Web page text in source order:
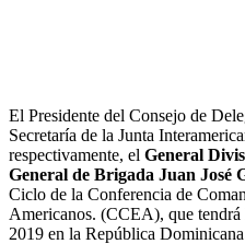
El Presidente del Consejo de
Secretaría de la Junta
respectivamente, el General
General de Brigada Juan José
Ciclo de la Conferencia de
Americanos. (CCEA), que
2019 en la República